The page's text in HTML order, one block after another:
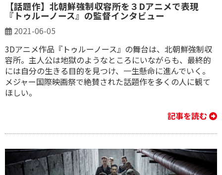
【話題作】北朝鮮強制収容所を３Dアニメで表現
『トゥルーノース』の監督インタビュー
2021-06-05
3Dアニメ作品『トゥルーノース』の舞台は、北朝鮮強制収
容所。主人公は地獄のようなところにいながらも、最終的
には自分の生きる目的を見つけ、一生懸命に進んでいく。
メジャー国際映画祭で絶賛された話題作を多くの人に観て
ほしい。
記事を読む